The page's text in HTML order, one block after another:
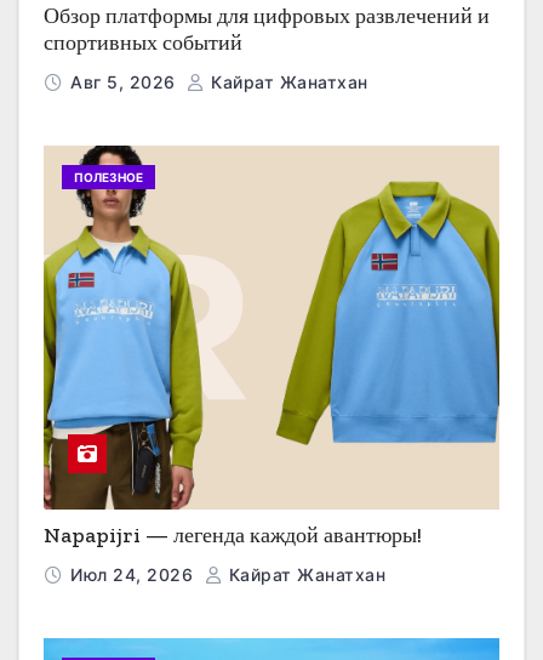
Обзор платформы для цифровых развлечений и
спортивных событий
Авг 5, 2026 Кайрат Жанатхан
ПОЛЕЗНОЕ
Napapijri — легенда каждой авантюры!
Июл 24, 2026 Кайрат Жанатхан